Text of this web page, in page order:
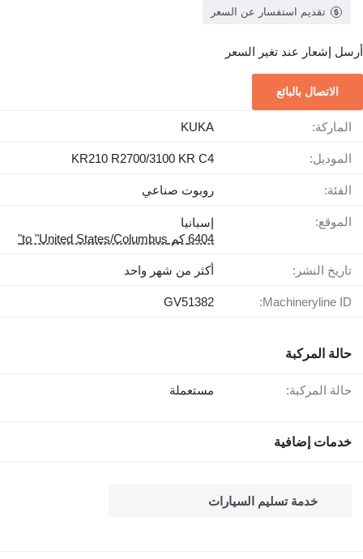
تقديم استفسار عن السعر
أرسل إشعار عند تغير السعر
الاتصال بالبائع
الماركة: KUKA
الموديل: KR210 R2700/3100 KR C4
الفئة: روبوت صناعي
الموقع:
إسبانيا
6404 كم to "United States/Columbus"
تاريخ النشر: أكثر من شهر واحد
Machineryline ID:
GV51382
حالة المركبة
حالة المركبة: مستعملة
خدمات إضافية
خدمة تسليم السيارات